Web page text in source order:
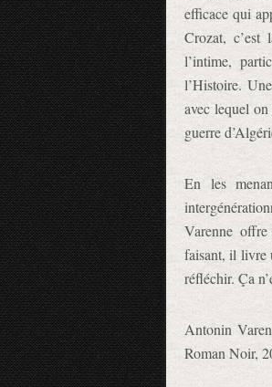
efficace qui
Crozat, c’est
l’intime,
l’Histoire.
avec lequel
guerre
En les
Varenne
faisant, il livre
réfléchir. Ça
Antonin
Roman Noir,